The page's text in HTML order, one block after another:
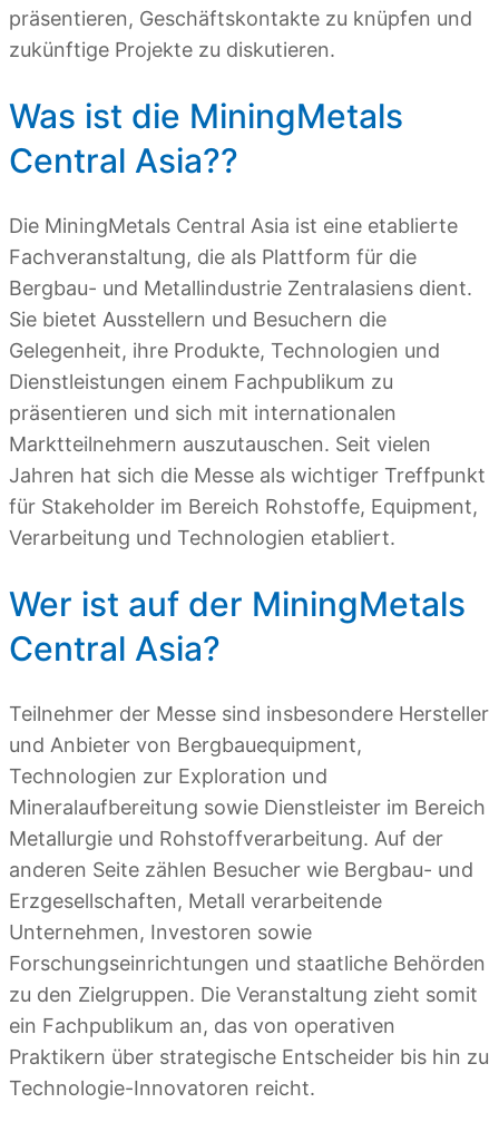
präsentieren, Geschäftskontakte zu knüpfen und
zukünftige Projekte zu diskutieren.
Was ist die MiningMetals
Central Asia??
Die MiningMetals Central Asia ist eine etablierte
Fach­veranstaltung, die als Plattform für die
Bergbau- und Metallindustrie Zentralasiens dient.
Sie bietet Ausstellern und Besuchern die
Gelegenheit, ihre Produkte, Technologien und
Dienstleistungen einem Fachpublikum zu
präsentieren und sich mit internationalen
Marktteilnehmern auszutauschen. Seit vielen
Jahren hat sich die Messe als wichtiger Treffpunkt
für Stakeholder im Bereich Rohstoffe, Equipment,
Verarbeitung und Technologien etabliert.
Wer ist auf der MiningMetals
Central Asia?
Teilnehmer der Messe sind insbesondere Hersteller
und Anbieter von Bergbauequipment,
Technologien zur Exploration und
Mineralaufbereitung sowie Dienstleister im Bereich
Metallurgie und Rohstoffverarbeitung. Auf der
anderen Seite zählen Besucher wie Bergbau- und
Erzgesellschaften, Metall verarbeitende
Unternehmen, Investoren sowie
Forschungseinrichtungen und staatliche Behörden
zu den Zielgruppen. Die Veranstaltung zieht somit
ein Fachpublikum an, das von operativen
Praktikern über strategische Entscheider bis hin zu
Technologie-Innovatoren reicht.